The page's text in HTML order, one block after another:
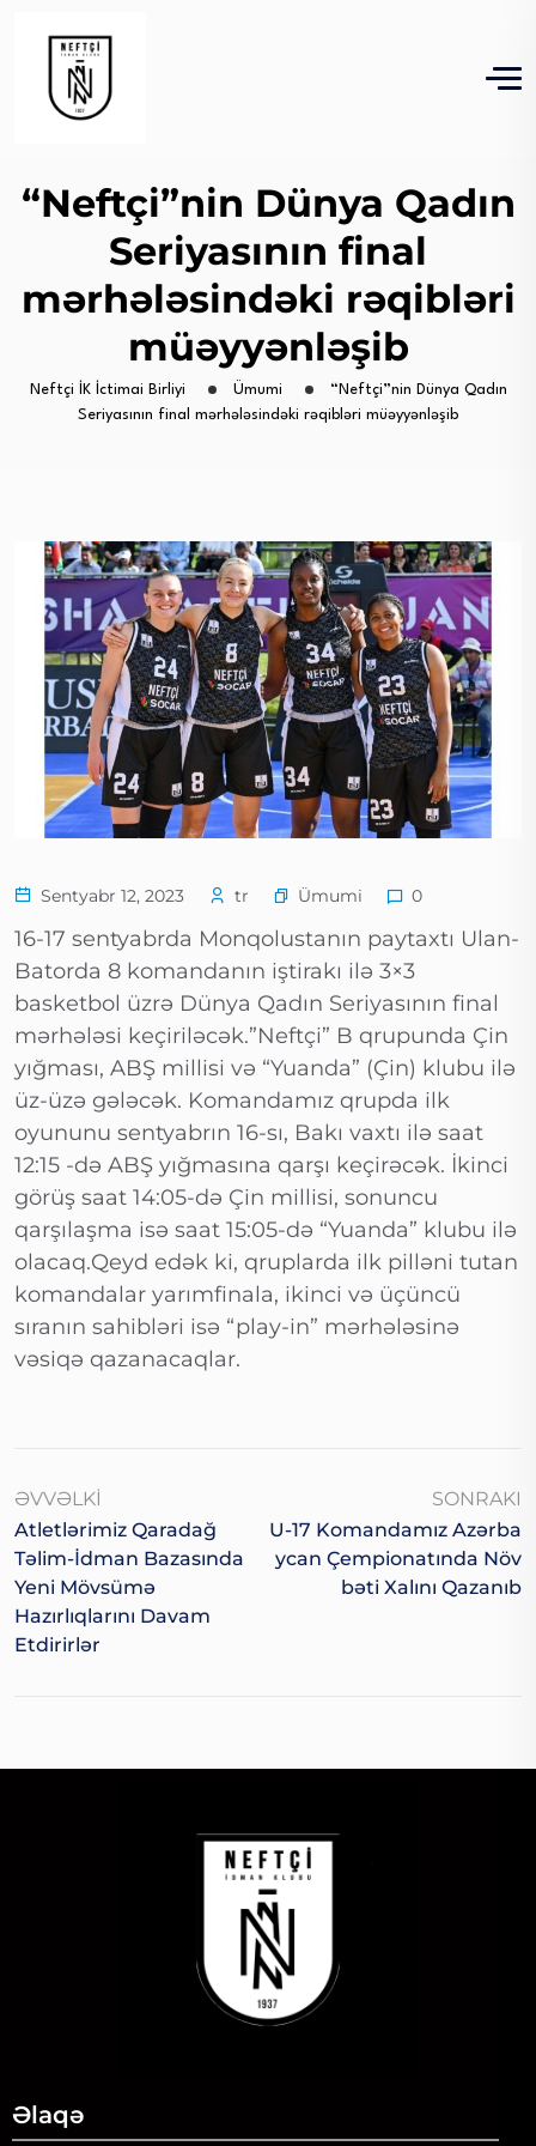
“Neftçi”nin Dünya Qadın
Seriyasının final
mərhələsindəki rəqibləri
müəyyənləşib
Neftçi İK İctimai Birliyi Ümumi
“Neftçi”nin Dünya Qadın
Seriyasının final mərhələsindəki rəqibləri müəyyənləşib
Sentyabr 12, 2023 tr Ümumi 0
16-17 sentyabrda Monqolustanın paytaxtı Ulan-
Batorda 8 komandanın iştirakı ilə 3×3
basketbol üzrə Dünya Qadın Seriyasının final
mərhələsi keçiriləcək.”Neftçi” B qrupunda Çin
yığması, ABŞ millisi və “Yuanda” (Çin) klubu ilə
üz-üzə gələcək. Komandamız qrupda ilk
oyununu sentyabrın 16-sı, Bakı vaxtı ilə saat
12:15 -də ABŞ yığmasına qarşı keçirəcək. İkinci
görüş saat 14:05-də Çin millisi, sonuncu
qarşılaşma isə saat 15:05-də “Yuanda” klubu ilə
olacaq.Qeyd edək ki, qruplarda ilk pilləni tutan
komandalar yarımfinala, ikinci və üçüncü
sıranın sahibləri isə “play-in” mərhələsinə
vəsiqə qazanacaqlar.
ƏVVƏLKI
Atletlərimiz Qaradağ
Təlim-İdman Bazasında
Yeni Mövsümə
Hazırlıqlarını Davam
Etdirirlər
SONRAKI
U-17 Komandamız Azərba
Ycan Çempionatında Növ
Bəti Xalını Qazanıb
Əlaqə